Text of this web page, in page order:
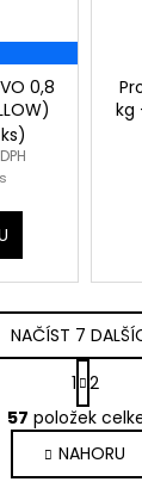
0,8
kg
O
v
l
NAČÍST 7
S
t
r
á
n
1 2
57 položek
NAHORU